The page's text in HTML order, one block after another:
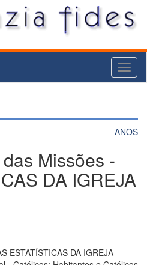
ANOS
Missões -
DA IGREJA
ESTATÍSTICAS DA IGREJA